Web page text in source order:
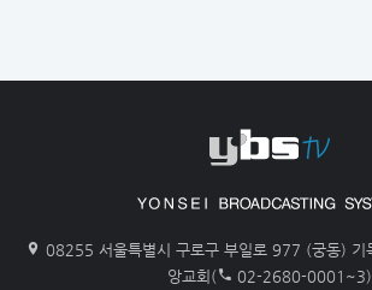
08255 서울특별시 구로구 부일로 977 (궁동) 기
앙교회(
02-2680-0001~3)